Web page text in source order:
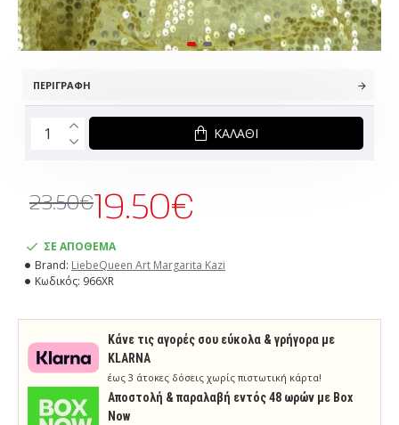
ΠΕΡΙΓΡΑΦΉ
ΣΕ ΑΠΟΘΕΜΑ
Brand: LiebeQueen Art Margarita Kazi
Κωδικός: 966XR
19.50€
23.50€
ΚΑΛΆΘΙ
Κάνε τις αγορές σου εύκολα & γρήγορα με
KLARNA
έως 3 άτοκες δόσεις χωρίς πιστωτική κάρτα!
Aποστολή & παραλαβή εντός 48 ωρών με Box
Now